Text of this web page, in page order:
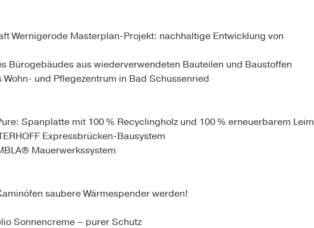
Wernigerode Masterplan-Projekt: nachhaltige Entwicklung von
Bürogebäudes aus wiederverwendeten Bauteilen und Baustoffen
und Pflegezentrum in Bad Schussenried
Spanplatte mit 100 % Recyclingholz und 100 % erneuerbarem Leim
Expressbrücken-Bausystem
Mauerwerkssystem
saubere Wärmespender werden!
Sonnencreme – purer Schutz